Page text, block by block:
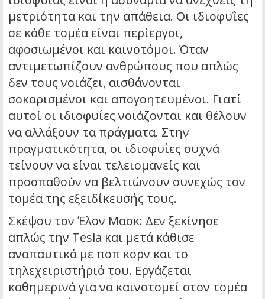
μετριότητα και την απάθεια. Οι ιδιοφυΐες
σε κάθε τομέα είναι περίεργοι,
αφοσιωμένοι και καινοτόμοι. Όταν
αντιμετωπίζουν ανθρώπους που απλώς
δεν τους νοιάζει, αισθάνονται
σοκαρισμένοι και απογοητευμένοι. Γιατί
αυτοί οι ιδιοφυΐες νοιάζονται και θέλουν
να αλλάξουν τα πράγματα. Στην
πραγματικότητα, οι ιδιοφυΐες συχνά
τείνουν να είναι τελειομανείς και
προσπαθούν να βελτιώνουν συνεχώς τον
τομέα της εξειδίκευσής τους.
Σκέψου τον Έλον Μασκ: Δεν ξεκίνησε
απλώς την Tesla και μετά κάθισε
αναπαυτικά με ποπ κορν και το
τηλεχειριστήριό του. Εργάζεται
καθημερινά για να καινοτομεί στον τομέα